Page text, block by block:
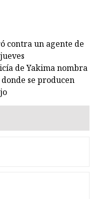
contra un agente de
de Yakima nombra
se producen